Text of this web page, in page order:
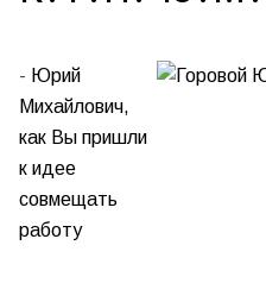
- Юрий
Михайлович,
как Вы пришли
к идее
совмещать
работу